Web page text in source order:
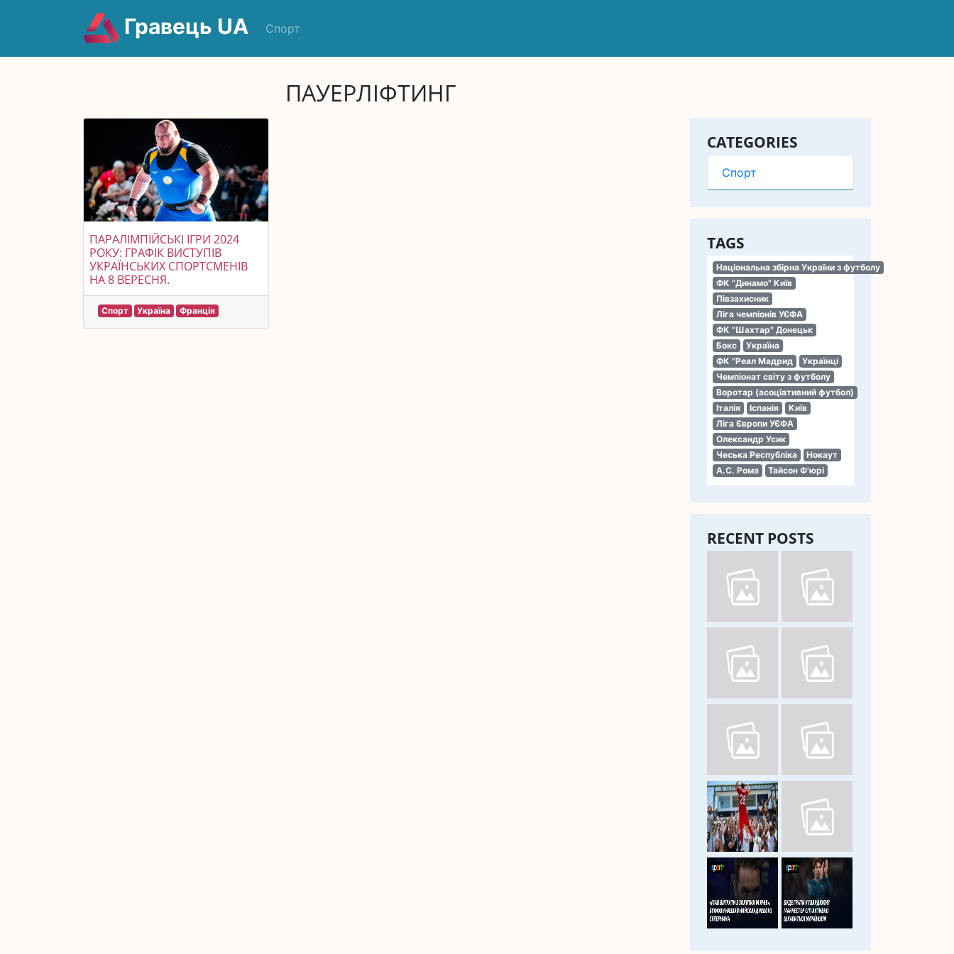
Гравець UA Спорт
ПАУЕРЛІФТИНГ
CATEGORIES
Спорт
TAGS
Національна збірна України з футболу
ФК "Динамо" Київ
Півзахисник
Ліга чемпіонів УЄФА
ФК "Шахтар" Донецьк
Бокс
Україна
ФК "Реал Мадрид
Українці
Чемпіонат світу з футболу
Воротар (асоціативний футбол)
Італія
Іспанія
Київ
Ліга Європи УЄФА
Олександр Усик
Чеська Республіка
Нокаут
А.С. Рома
Тайсон Ф'юрі
RECENT POSTS
ПАРАЛІМПІЙСЬКІ ІГРИ 2024
РОКУ: ГРАФІК ВИСТУПІВ
УКРАЇНСЬКИХ СПОРТСМЕНІВ
НА 8 ВЕРЕСНЯ.
Спорт Україна Франція